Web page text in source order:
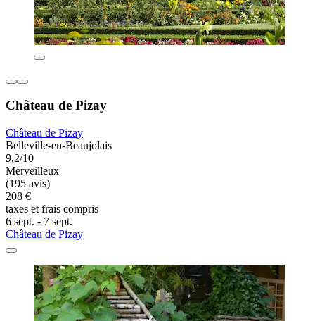
Château de Pizay
Château de Pizay
Belleville-en-Beaujolais
9,2/10
Merveilleux
(195 avis)
208 €
taxes et frais compris
6 sept. - 7 sept.
Château de Pizay